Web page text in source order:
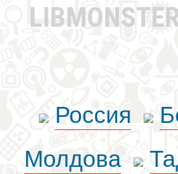
Россия
Молдова